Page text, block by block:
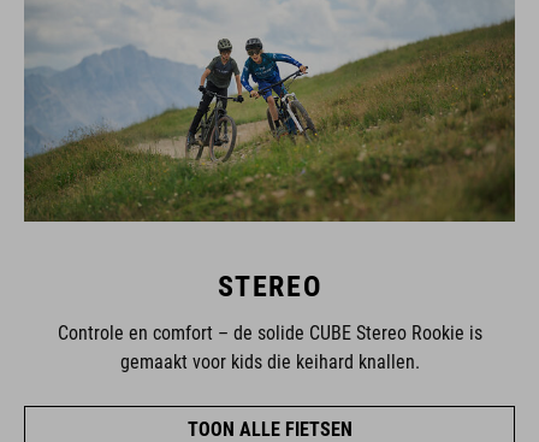
STEREO
Controle en comfort – de solide CUBE Stereo Rookie is
gemaakt voor kids die keihard knallen.
TOON ALLE FIETSEN